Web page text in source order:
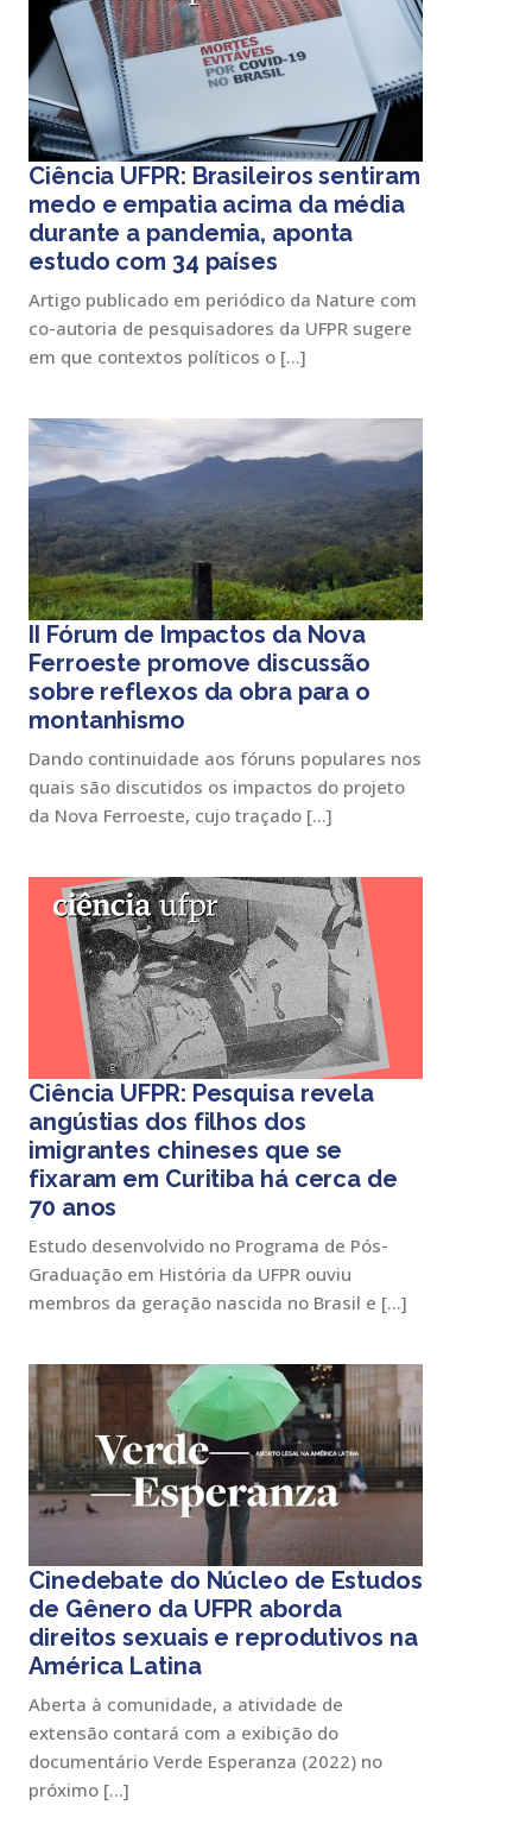
Ciência UFPR: Brasileiros sentiram
medo e empatia acima da média
durante a pandemia, aponta
estudo com 34 países
Artigo publicado em periódico da Nature com
co-autoria de pesquisadores da UFPR sugere
em que contextos políticos o […]
II Fórum de Impactos da Nova
Ferroeste promove discussão
sobre reflexos da obra para o
montanhismo
Dando continuidade aos fóruns populares nos
quais são discutidos os impactos do projeto
da Nova Ferroeste, cujo traçado […]
Ciência UFPR: Pesquisa revela
angústias dos filhos dos
imigrantes chineses que se
fixaram em Curitiba há cerca de
70 anos
Estudo desenvolvido no Programa de Pós-
Graduação em História da UFPR ouviu
membros da geração nascida no Brasil e […]
Cinedebate do Núcleo de Estudos
de Gênero da UFPR aborda
direitos sexuais e reprodutivos na
América Latina
Aberta à comunidade, a atividade de
extensão contará com a exibição do
documentário Verde Esperanza (2022) no
próximo […]